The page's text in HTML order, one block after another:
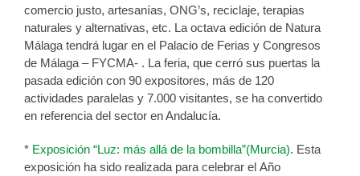
comercio justo, artesanías, ONG’s, reciclaje, terapias
naturales y alternativas, etc. La octava edición de Natura
Málaga tendrá lugar en el Palacio de Ferias y Congresos
de Málaga – FYCMA- . La feria, que cerró sus puertas la
pasada edición con 90 expositores, más de 120
actividades paralelas y 7.000 visitantes, se ha convertido
en referencia del sector en Andalucía.
* Exposición “Luz: más allá de la bombilla”(Murcia). Esta
exposición ha sido realizada para celebrar el Año